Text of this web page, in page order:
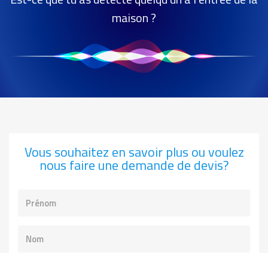
maison ?
Vous souhaitez en savoir plus ou voulez
nous faire une demande de devis?